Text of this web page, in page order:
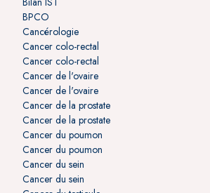
BPCO
Cancérologie
Cancer colo-rectal
Cancer colo-rectal
Cancer de l'ovaire
Cancer de l'ovaire
Cancer de la prostate
Cancer de la prostate
Cancer du poumon
Cancer du poumon
Cancer du sein
Cancer du sein